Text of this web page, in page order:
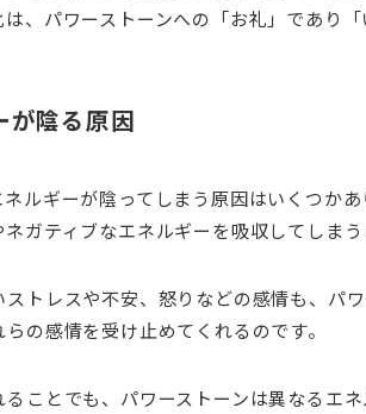
、パワーストーンへの「お礼」であり「
が陰る原因
ルギーが陰ってしまう原因はいくつか
ガティブなエネルギーを吸収してしまう
ストレスや不安、怒りなどの感情も、パ
の感情を受け止めてくれるのです。
ることでも、パワーストーンは異なるエ